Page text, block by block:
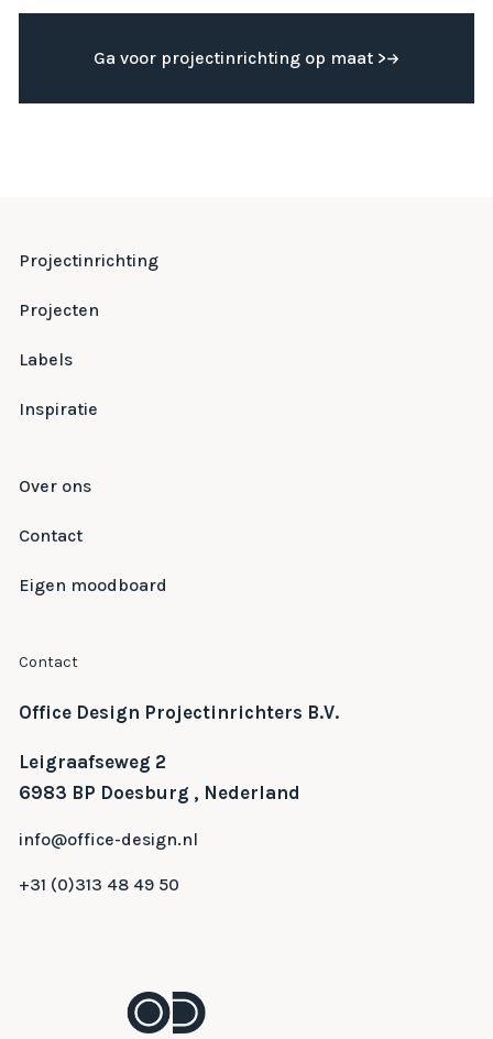
Ga voor projectinrichting op maat >
Projectinrichting
Projecten
Labels
Inspiratie
Over ons
Contact
Eigen moodboard
Contact
Office Design Projectinrichters B.V.
Leigraafseweg 2
6983 BP Doesburg , Nederland
info@office-design.nl
+31 (0)313 48 49 50